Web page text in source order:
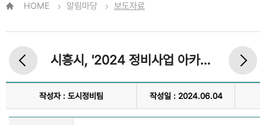
HOME 알림마당 보도자료
시흥시, '2024 정비사업 아카데미 평일 기초과정' 성료
작성자 : 도시정비팀 작성일 : 2024.06.04